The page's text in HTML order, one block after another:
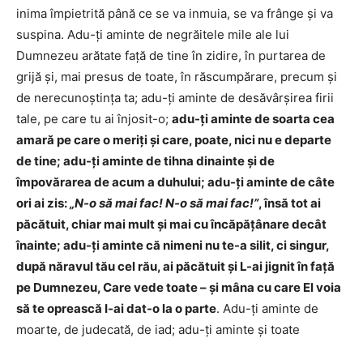
inima împietrită până ce se va inmuia, se va frânge şi va
suspina. Adu-ţi aminte de negrăitele mile ale lui
Dumnezeu arătate faţă de tine în zidire, în purtarea de
grijă şi, mai presus de toate, în răscumpărare, precum şi
de nerecunoştinţa ta; adu-ţi aminte de desăvârşirea firii
tale, pe care tu ai înjosit-o; adu-ţi aminte de soarta cea
amară pe care o meriţi şi care, poate, nici nu e departe
de tine; adu-ţi aminte de tihna dinainte şi de
împovărarea de acum a duhului; adu-ţi aminte de câte
ori ai zis:„N-o să mai fac! N-o să mai fac!”, însă tot ai
păcătuit, chiar mai mult şi mai cu încăpăţânare decât
înainte; adu-ţi aminte că nimeni nu te-a silit, ci singur,
după năravul tău cel rău, ai păcătuit şi L-ai jignit în faţă
pe Dumnezeu, Care vede toate – şi mâna cu care El voia
să te oprească I-ai dat-o la o parte. Adu-ţi aminte de
moarte, de judecată, de iad; adu-ţi aminte şi toate